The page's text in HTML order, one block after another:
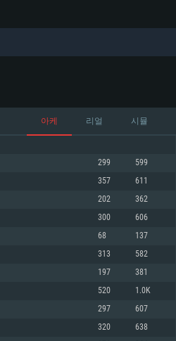
Xeon 은 지원하지 않습니다)
아케 리얼 시뮬
299 599
357 611
202 362
300 606
68 137
313 582
197 381
520 1.0K
297 607
320 638